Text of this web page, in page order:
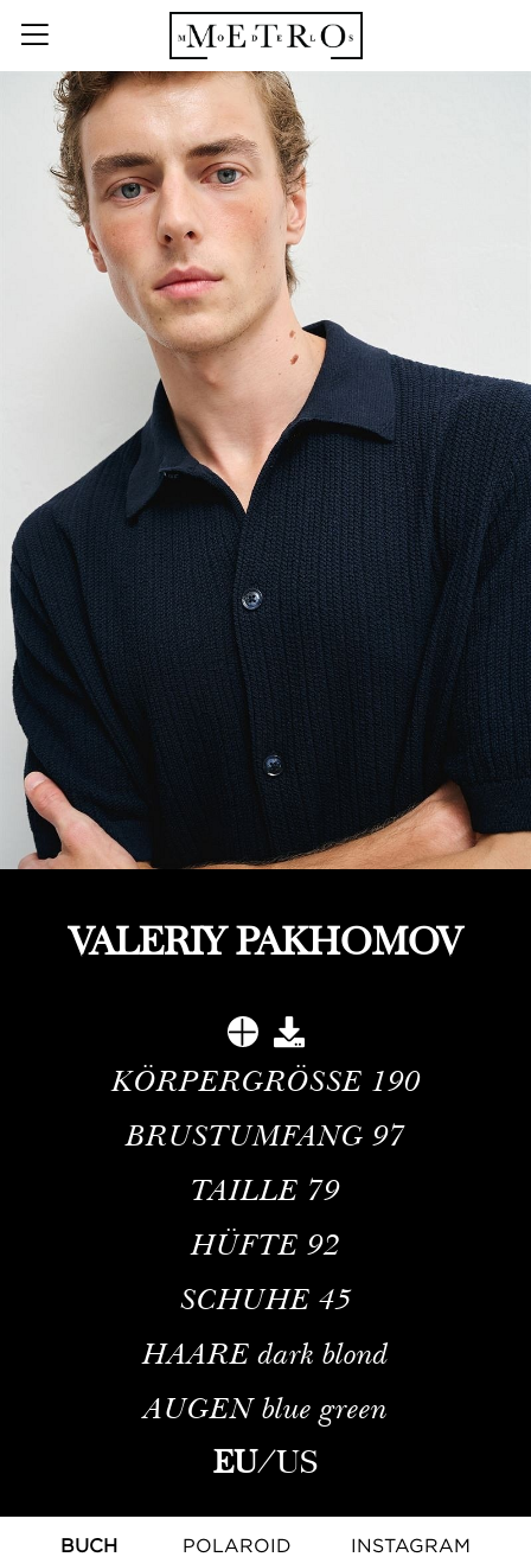
VALERIY PAKHOMOV
KÖRPERGRÖSSE 190
BRUSTUMFANG 97
TAILLE 79
HÜFTE 92
SCHUHE 45
HAARE dark blond
AUGEN blue green
EU/US
BUCH POLAROID
INSTAGRAM